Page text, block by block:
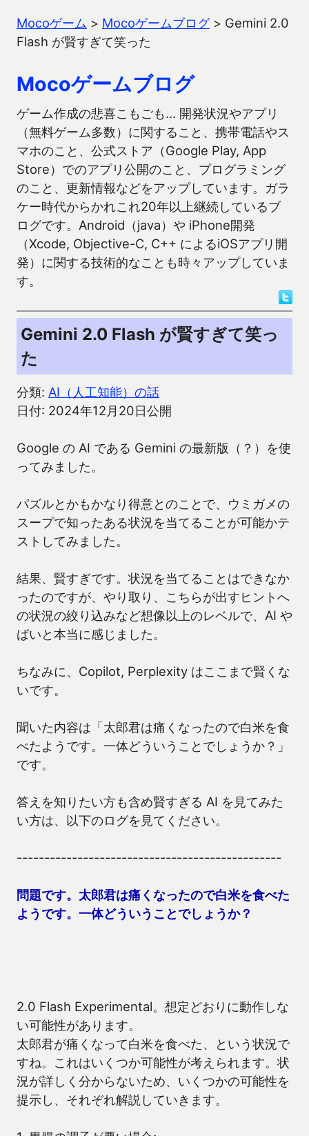
Mocoゲーム > Mocoゲームブログ> Gemini 2.0
Flash が賢すぎて笑った
Mocoゲームブログ
ゲーム作成の悲喜こもごも… 開発状況やアプリ
（無料ゲーム多数）に関すること、携帯電話やス
マホのこと、公式ストア（Google Play, App
Store）でのアプリ公開のこと、プログラミング
のこと、更新情報などをアップしています。ガラ
ケー時代からかれこれ20年以上継続しているブ
ログです。Android（java）や iPhone開発
（Xcode, Objective-C, C++ によるiOSアプリ開
発）に関する技術的なことも時々アップしていま
す。
Gemini 2.0 Flash が賢すぎて笑っ
た
分類: AI（人工知能）の話
日付: 2024年12月20日公開
Google の AI である Gemini の最新版（？）を使
ってみました。
パズルとかもかなり得意とのことで、ウミガメの
スープで知ったある状況を当てることが可能かテ
ストしてみました。
結果、賢すぎです。状況を当てることはできなか
ったのですが、やり取り、こちらが出すヒントへ
の状況の絞り込みなど想像以上のレベルで、AI や
ばいと本当に感じました。
ちなみに、Copilot, Perplexity はここまで賢くな
いです。
聞いた内容は「太郎君は痛くなったので白米を食
べたようです。一体どういうことでしょうか？」
です。
答えを知りたい方も含め賢すぎる AI を見てみた
い方は、以下のログを見てください。
------------------------------------------------
問題です。太郎君は痛くなったので白米を食べた
ようです。一体どういうことでしょうか？
2.0 Flash Experimental。想定どおりに動作しな
い可能性があります。
太郎君が痛くなって白米を食べた、という状況で
すね。これはいくつか可能性が考えられます。状
況が詳しく分からないため、いくつかの可能性を
提示し、それぞれ解説していきます。